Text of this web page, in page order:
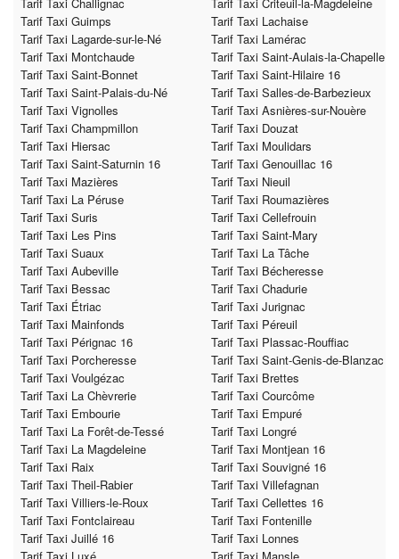
Tarif Taxi Guimps
Tarif Taxi Lachaise
Tarif Taxi Lagarde-sur-le-Né
Tarif Taxi Lamérac
Tarif Taxi Montchaude
Tarif Taxi Saint-Aulais-la-Chapelle
Tarif Taxi Saint-Bonnet
Tarif Taxi Saint-Hilaire 16
Tarif Taxi Saint-Palais-du-Né
Tarif Taxi Salles-de-Barbezieux
Tarif Taxi Vignolles
Tarif Taxi Asnières-sur-Nouère
Tarif Taxi Champmillon
Tarif Taxi Douzat
Tarif Taxi Hiersac
Tarif Taxi Moulidars
Tarif Taxi Saint-Saturnin 16
Tarif Taxi Genouillac 16
Tarif Taxi Mazières
Tarif Taxi Nieuil
Tarif Taxi La Péruse
Tarif Taxi Roumazières
Tarif Taxi Suris
Tarif Taxi Cellefrouin
Tarif Taxi Les Pins
Tarif Taxi Saint-Mary
Tarif Taxi Suaux
Tarif Taxi La Tâche
Tarif Taxi Aubeville
Tarif Taxi Bécheresse
Tarif Taxi Bessac
Tarif Taxi Chadurie
Tarif Taxi Étriac
Tarif Taxi Jurignac
Tarif Taxi Mainfonds
Tarif Taxi Péreuil
Tarif Taxi Pérignac 16
Tarif Taxi Plassac-Rouffiac
Tarif Taxi Porcheresse
Tarif Taxi Saint-Genis-de-Blanzac
Tarif Taxi Voulgézac
Tarif Taxi Brettes
Tarif Taxi La Chèvrerie
Tarif Taxi Courcôme
Tarif Taxi Embourie
Tarif Taxi Empuré
Tarif Taxi La Forêt-de-Tessé
Tarif Taxi Longré
Tarif Taxi La Magdeleine
Tarif Taxi Montjean 16
Tarif Taxi Raix
Tarif Taxi Souvigné 16
Tarif Taxi Theil-Rabier
Tarif Taxi Villefagnan
Tarif Taxi Villiers-le-Roux
Tarif Taxi Cellettes 16
Tarif Taxi Fontclaireau
Tarif Taxi Fontenille
Tarif Taxi Juillé 16
Tarif Taxi Lonnes